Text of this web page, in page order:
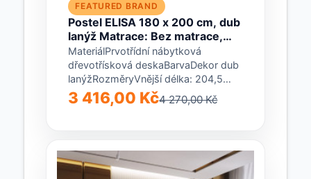
FEATURED BRAND
Postel ELISA 180 x 200 cm, dub
lanýž Matrace: Bez matrace,
Rošt: Bez roštu
MateriálPrvotřídní nábytková
dřevotřísková deskaBarvaDekor dub
lanýžRozměryVnější délka: 204,5
cmVnitřní délka: 200 cmVnější šířka:
185 cmVnitřní šířka: 180 cmVýška...
3 416,00 Kč4 270,00 Kč